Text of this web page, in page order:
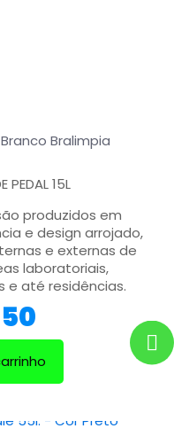
Bralimpia
PEDAL 15L
produzidos em
e design arrojado,
e externas de
laboratoriais,
e até residências.